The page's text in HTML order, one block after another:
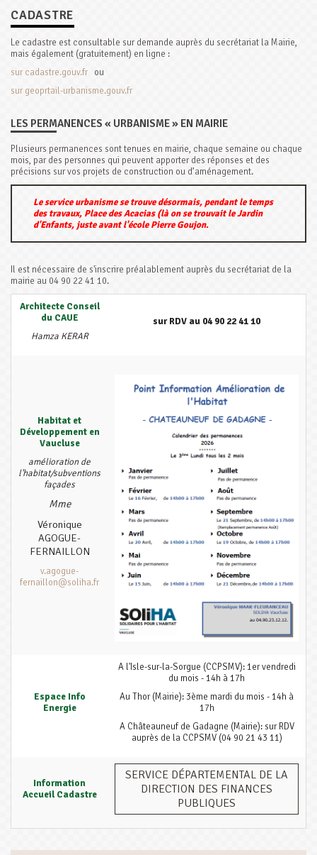
CADASTRE
Le cadastre est consultable sur demande auprès du secrétariat la Mairie,
mais également (gratuitement) en ligne :
sur cadastre.gouv.fr ou
sur geoprtail-urbanisme.gouv.fr
LES PERMANENCES « URBANISME » EN MAIRIE
Plusieurs permanences sont tenues en mairie, chaque semaine ou chaque
mois, par des personnes qui peuvent apporter des réponses et des
précisions sur vos projets de construction ou d’aménagement.
Le service urbanisme se trouve désormais, pendant le temps
des travaux, Place des Acacias (là on se trouvait le Jardin
d'Enfants, juste avant l'école Pierre Goujon.
Il est nécessaire de s'inscrire préalablement auprès du secrétariat de la
mairie au 04 90 22 41 10.
Architecte Conseil
du CAUE
Hamza KERAR
sur RDV au 04 90 22 41 10
Habitat et
Développement en
Vaucluse
amélioration de
l'habitat/subventions
façades
Mme
Véronique
AGOGUE-
FERNAILLON
v.agogue-
fernaillon@soliha.fr
Espace Info
Energie
A l'Isle-sur-la-Sorgue (CCPSMV): 1er vendredi
du mois - 14h à 17h
Au Thor (Mairie): 3ème mardi du mois - 14h à
17h
A Châteauneuf de Gadagne (Mairie): sur RDV
auprès de la CCPSMV (04 90 21 43 11)
Information
Accueil Cadastre
SERVICE DÉPARTEMENTAL DE LA
DIRECTION DES FINANCES
PUBLIQUES